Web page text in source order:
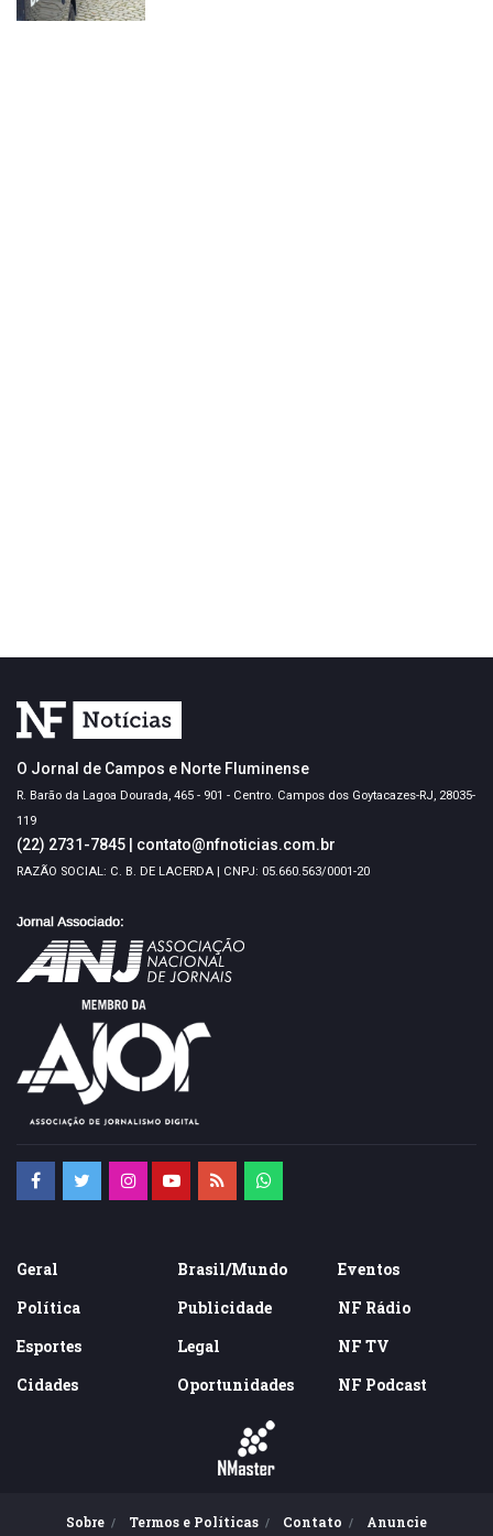
O Jornal de Campos e Norte Fluminense
R. Barão da Lagoa Dourada, 465 - 901 - Centro. Campos dos Goytacazes-RJ, 28035-
119
(22) 2731-7845 contato@nfnoticias.com.br
RAZÃO SOCIAL: C. B. DE LACERDA | CNPJ: 05.660.563/0001-20
Geral
Política
Esportes
Cidades
Brasil/Mundo
Publicidade
Legal
Oportunidades
Eventos
NF Rádio
NF TV
NF Podcast
Sobre Termos e Políticas Contato Anuncie